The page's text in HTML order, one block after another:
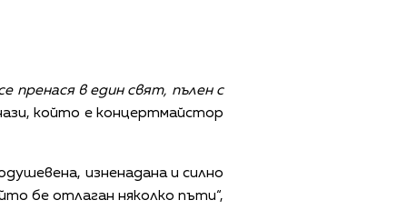
пренася в един свят, пълен с
който е концертмайстор
изненадана и силно
бе отлаган няколко пъти“,